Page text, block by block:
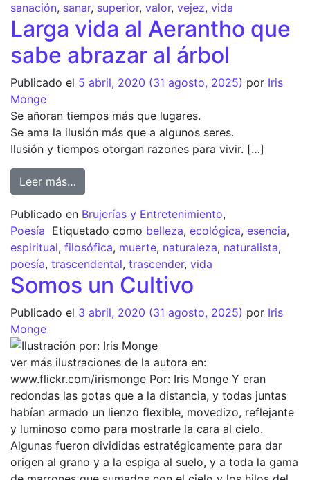
sanación, sanar, superior, valor, vejez, vida
Larga vida al Aerantho que
sabe abrazar al árbol
Publicado el 5 abril, 2020 (31 agosto, 2025) por Iris
Monge
Se añoran tiempos más que lugares.
Se ama la ilusión más que a algunos seres.
Ilusión y tiempos otorgan razones para vivir. […]
Leer más…
Publicado en Brujerías y Entretenimiento,
Poesía Etiquetado como belleza, ecológica, esencia,
espiritual, filosófica, muerte, naturaleza, naturalista,
poesía, trascendental, trascender, vida
Somos un Cultivo
Publicado el 3 abril, 2020 (31 agosto, 2025) por Iris
Monge
ver más ilustraciones de la autora en:
www.flickr.com/irismonge Por: Iris Monge Y eran
redondas las gotas que a la distancia, y todas juntas
habían armado un lienzo flexible, movedizo, reflejante
y luminoso como para mostrarle la cara al cielo.
Algunas fueron divididas estratégicamente para dar
origen al grano y a la espiga al suelo, y a toda la gama